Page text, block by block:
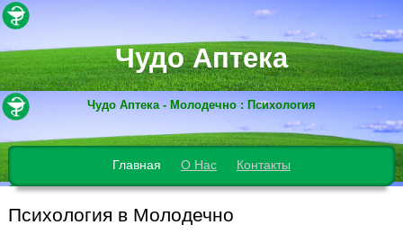
Чудо Аптека
Чудо Аптека - Молодечно : Психология
Главная О Нас Контакты
Психология в Молодечно